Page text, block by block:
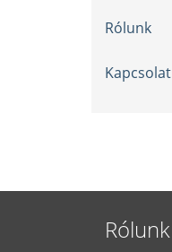
Rólunk
Kapcsolat
Rólunk